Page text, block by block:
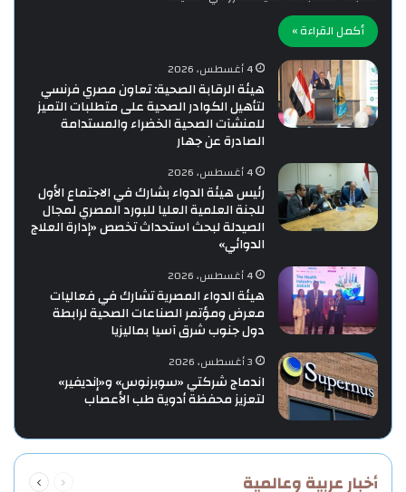
أكمل القراءة »
4 أغسطس، 2026
هيئة الرقابة الصحية: تعاون مصري فرنسي
لتأهيل الكوادر الصحية على متطلبات التميز
للمنشآت الصحية الخضراء والمستدامة
الصادرة عن جهار
4 أغسطس، 2026
رئيس هيئة الدواء بشارك في الاجتماع الأول
للجنة العلمية العليا للبورد المصري لمجال
الصيدلة لبحث استحداث تخصص «إدارة العلاج
الدوائي»
4 أغسطس، 2026
هيئة الدواء المصرية تشارك في فعاليات
معرض ومؤتمر الصناعات الصحية لرابطة
دول جنوب شرق آسيا بماليزيا
3 أغسطس، 2026
اندماج شركتي «سوبرنوس» و«إنديفير»
لتعزيز محفظة أدوية طب الأعصاب
أخبار عربية وعالمية الصفحةالصفحة